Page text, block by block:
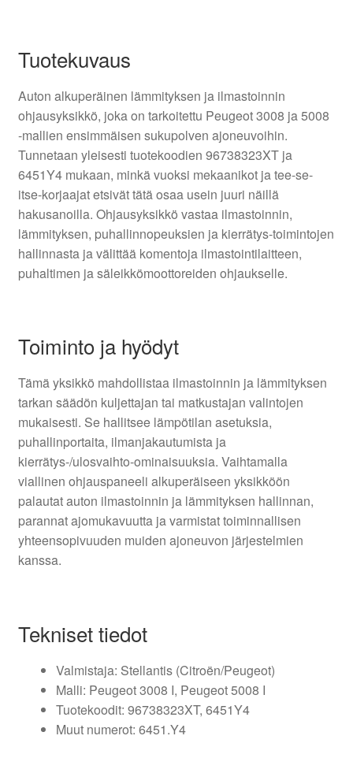
Tuotekuvaus
Auton alkuperäinen lämmityksen ja ilmastoinnin
ohjausyksikkö, joka on tarkoitettu Peugeot 3008 ja 5008
-mallien ensimmäisen sukupolven ajoneuvoihin.
Tunnetaan yleisesti tuotekoodien 96738323XT ja
6451Y4 mukaan, minkä vuoksi mekaanikot ja tee-se-
itse-korjaajat etsivät tätä osaa usein juuri näillä
hakusanoilla. Ohjausyksikkö vastaa ilmastoinnin,
lämmityksen, puhallinnopeuksien ja kierrätys-toimintojen
hallinnasta ja välittää komentoja ilmastointilaitteen,
puhaltimen ja säleikkömoottoreiden ohjaukselle.
Toiminto ja hyödyt
Tämä yksikkö mahdollistaa ilmastoinnin ja lämmityksen
tarkan säädön kuljettajan tai matkustajan valintojen
mukaisesti. Se hallitsee lämpötilan asetuksia,
puhallinportaita, ilmanjakautumista ja
kierrätys-/ulosvaihto-ominaisuuksia. Vaihtamalla
viallinen ohjauspaneeli alkuperäiseen yksikköön
palautat auton ilmastoinnin ja lämmityksen hallinnan,
parannat ajomukavuutta ja varmistat toiminnallisen
yhteensopivuuden muiden ajoneuvon järjestelmien
kanssa.
Tekniset tiedot
Valmistaja: Stellantis (Citroën/Peugeot)
Malli: Peugeot 3008 I, Peugeot 5008 I
Tuotekoodit: 96738323XT, 6451Y4
Muut numerot: 6451.Y4